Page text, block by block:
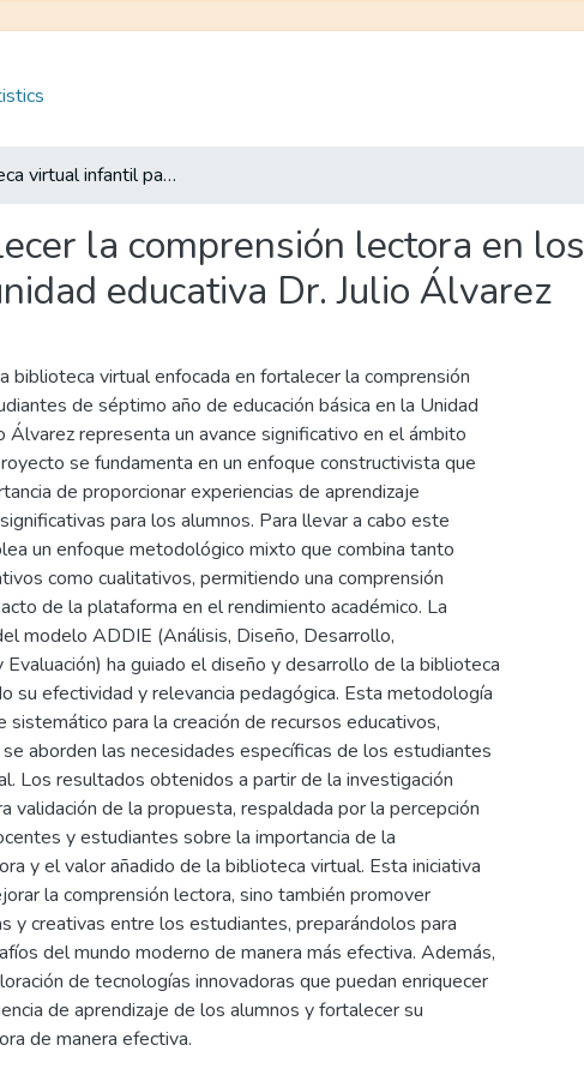
Biblioteca virtual infantil para fortalecer la comprensión lectora en los estudiantes del séptimo año de la unidad educativa Dr. Julio Álvarez
la comprensión lectora en los
educativa Dr. Julio Álvarez
biblioteca virtual enfocada en fortalecer la comprensión
de séptimo año de educación básica en la Unidad
Álvarez representa un avance significativo en el ámbito
se fundamenta en un enfoque constructivista que
de proporcionar experiencias de aprendizaje
para los alumnos. Para llevar a cabo este
un enfoque metodológico mixto que combina tanto
como cualitativos, permitiendo una comprensión
de la plataforma en el rendimiento académico. La
modelo ADDIE (Análisis, Diseño, Desarrollo,
Evaluación) ha guiado el diseño y desarrollo de la biblioteca
su efectividad y relevancia pedagógica. Esta metodología
sistemático para la creación de recursos educativos,
aborden las necesidades específicas de los estudiantes
Los resultados obtenidos a partir de la investigación
validación de la propuesta, respaldada por la percepción
y estudiantes sobre la importancia de la
y el valor añadido de la biblioteca virtual. Esta iniciativa
la comprensión lectora, sino también promover
y creativas entre los estudiantes, preparándolos para
del mundo moderno de manera más efectiva. Además,
de tecnologías innovadoras que puedan enriquecer
de aprendizaje de los alumnos y fortalecer su
de manera efectiva.